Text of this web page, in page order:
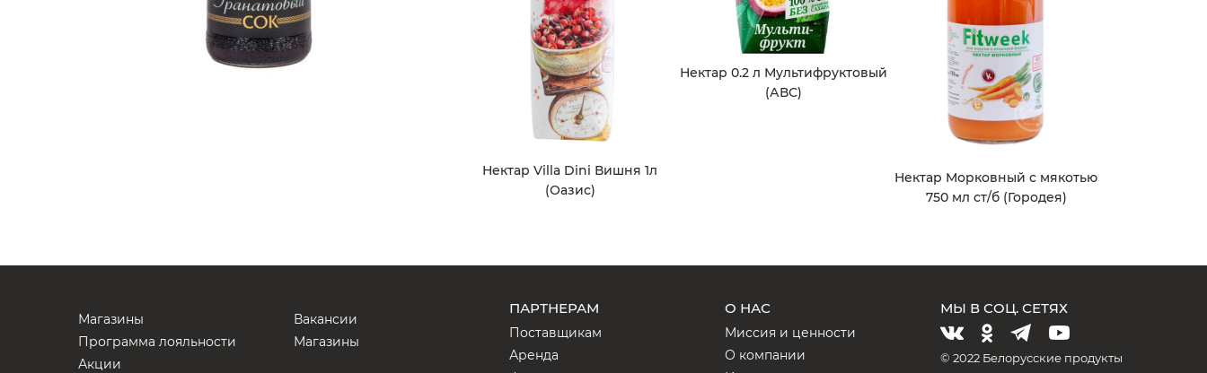
Нектар Villa Dini Вишня 1л
(Оазис)
Нектар 0.2 л Мультифруктовый
(АВС)
Нектар Морковный с мякотью
750 мл ст/б (Городея)
Магазины
Программа лояльности
Акции
Вакансии
Магазины
ПАРТНЕРАМ
Поставщикам
Аренда
О НАС
Миссия и ценности
О компании
МЫ В СОЦ. СЕТЯХ
© 2022 Белорусские продукты